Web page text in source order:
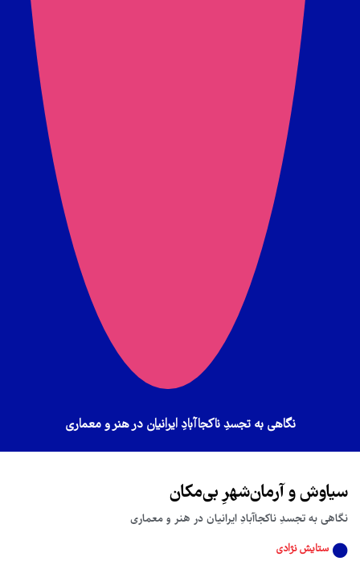
نگاهی به تجسدِ ناکجاآبادِ ایرانیان در هنر و معماری
سیاوش و آرمان‌شهرِ بی‌مکان
نگاهی به تجسدِ ناکجاآبادِ ایرانیان در هنر و معماری
ستایش نژادی